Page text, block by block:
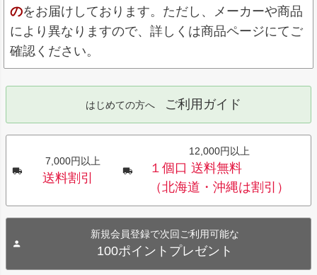
のをお届けしております。ただし、メーカーや商品
により異なりますので、詳しくは商品ページにてご
確認ください。
はじめての方へ ご利用ガイド
7,000円以上
送料割引
12,000円以上
１個口 送料無料
（北海道・沖縄は割引）
新規会員登録で次回ご利用可能な
100ポイントプレゼント